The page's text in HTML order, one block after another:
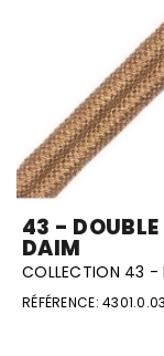
43 -
DAIM
COLLECTION 43 -
RÉFÉRENCE: